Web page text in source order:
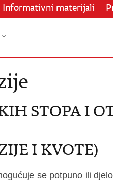
Informativni materijali
STOPA I
I KVOTE)
se potpuno ili